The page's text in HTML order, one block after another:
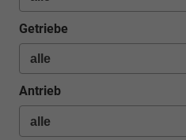
Getriebe
Antrieb